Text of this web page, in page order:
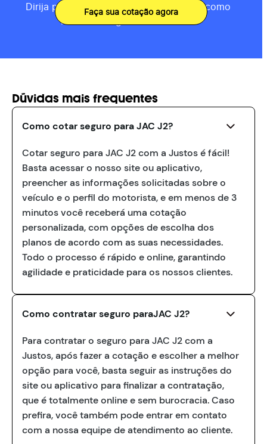
Dirija por 80km, receba sua pontuação como
motorista e ganhe descontos.
Faça sua cotação agora
Dúvidas mais frequentes
Como cotar seguro para JAC J2?
Cotar seguro para JAC J2 com a Justos é fácil!
Basta acessar o nosso site ou aplicativo,
preencher as informações solicitadas sobre o
veículo e o perfil do motorista, e em menos de 3
minutos você receberá uma cotação
personalizada, com opções de escolha dos
planos de acordo com as suas necessidades.
Todo o processo é rápido e online, garantindo
agilidade e praticidade para os nossos clientes.
Como contratar seguro paraJAC J2?
Para contratar o seguro para JAC J2 com a
Justos, após fazer a cotação e escolher a melhor
opção para você, basta seguir as instruções do
site ou aplicativo para finalizar a contratação,
que é totalmente online e sem burocracia. Caso
prefira, você também pode entrar em contato
com a nossa equipe de atendimento ao cliente.